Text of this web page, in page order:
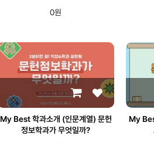
0원
My Best 학과소개 (인문계열) 문헌
정보학과가 무엇일까?
My